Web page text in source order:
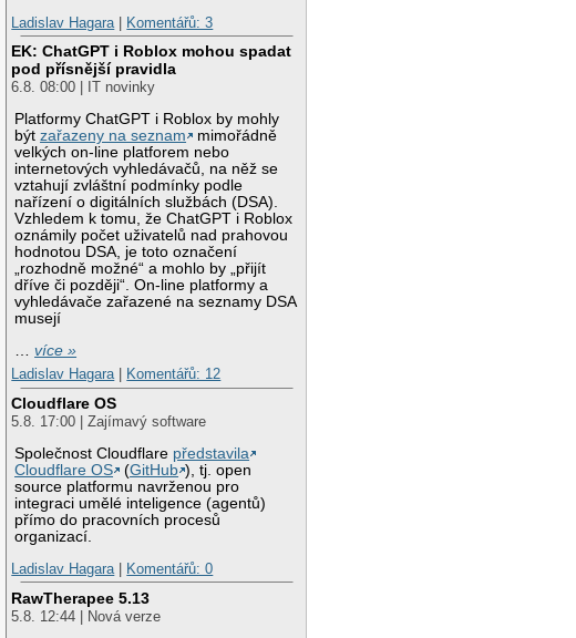
Ladislav Hagara
Komentářů: 3
EK: ChatGPT i Roblox mohou spadat
pod přísnější pravidla
6.8. 08:00 | IT novinky
Platformy ChatGPT i Roblox by mohly
býtzařazeny na seznam
mimořádně
velkých on-line platforem nebo
internetových vyhledávačů, na něž se
vztahují zvláštní podmínky podle
nařízení o digitálních službách (DSA).
Vzhledem k tomu, že ChatGPT i Roblox
oznámily počet uživatelů nad prahovou
hodnotou DSA, je toto označení
„rozhodně možné“ a mohlo by „přijít
dříve či později“. On-line platformy a
vyhledávače zařazené na seznamy DSA
musejí
…více »
Ladislav Hagara| Komentářů: 12
Cloudflare OS
5.8. 17:00 | Zajímavý software
Společnost Cloudflare představila
Cloudflare OS
(GitHub ), tj. open
source platformu navrženou pro
integraci umělé inteligence (agentů)
přímo do pracovních procesů
organizací.
Ladislav Hagara| Komentářů: 0
RawTherapee 5.13
5.8. 12:44 | Nová verze